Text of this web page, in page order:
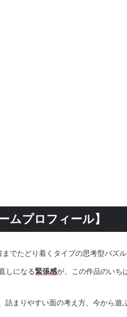
ムプロフィール】
でたどり着くタイプの思考型パズル
しになる緊張感が、この作品のいち
まりやすい面の考え方、今から遊